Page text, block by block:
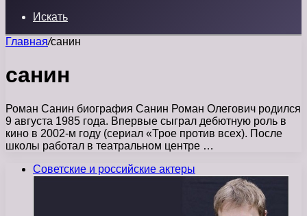
Искать
Главная/санин
санин
Роман Санин биография Санин Роман Олегович родился
9 августа 1985 года. Впервые сыграл дебютную роль в
кино в 2002-м году (сериал «Трое против всех). После
школы работал в театральном центре …
Советские и российские актеры